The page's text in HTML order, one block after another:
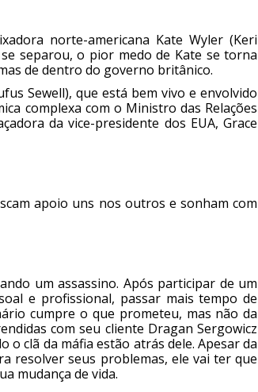
norte-americana Kate Wyler (Keri
separou, o pior medo de Kate se torna
de dentro do governo britânico.
Sewell), que está bem vivo e envolvido
complexa com o Ministro das Relações
da vice-presidente dos EUA, Grace
apoio uns nos outros e sonham com
um assassino. Após participar de um
e profissional, passar mais tempo de
cumpre o que prometeu, mas não da
com seu cliente Dragan Sergowicz
o clã da máfia estão atrás dele. Apesar da
resolver seus problemas, ele vai ter que
mudança de vida.